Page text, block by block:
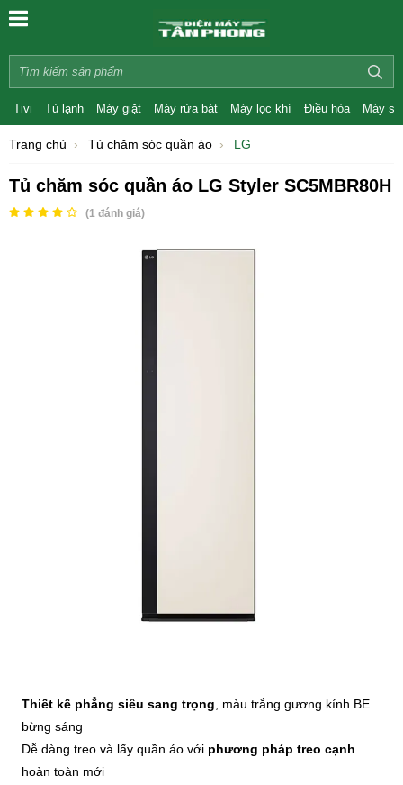
Tivi Tủ lạnh Máy giặt Máy rửa bát Máy lọc khí Điều hòa Máy
Trang chủ Tủ chăm sóc quần áo LG
Tủ chăm sóc quần áo LG Styler SC5MBR80H
(1 đánh giá)
Thiết kế phẳng siêu sang trọng , màu trắng gương kính BE
bừng sáng
Dễ dàng treo và lấy quần áo với phương pháp treo cạnh
hoàn toàn mới